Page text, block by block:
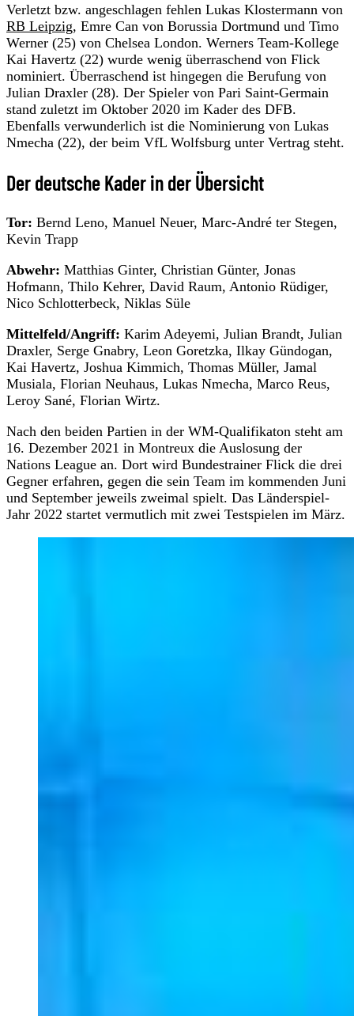
Verletzt bzw. angeschlagen fehlen Lukas Klostermann von
RB Leipzig, Emre Can von Borussia Dortmund und Timo
Werner (25) von Chelsea London. Werners Team-Kollege
Kai Havertz (22) wurde wenig überraschend von Flick
nominiert. Überraschend ist hingegen die Berufung von
Julian Draxler (28). Der Spieler von Pari Saint-Germain
stand zuletzt im Oktober 2020 im Kader des DFB.
Ebenfalls verwunderlich ist die Nominierung von Lukas
Nmecha (22), der beim VfL Wolfsburg unter Vertrag steht.
Der deutsche Kader in der Übersicht
Tor: Bernd Leno, Manuel Neuer, Marc-André ter Stegen,
Kevin Trapp
Abwehr: Matthias Ginter, Christian Günter, Jonas
Hofmann, Thilo Kehrer, David Raum, Antonio Rüdiger,
Nico Schlotterbeck, Niklas Süle
Mittelfeld/Angriff: Karim Adeyemi, Julian Brandt, Julian
Draxler, Serge Gnabry, Leon Goretzka, Ilkay Gündogan,
Kai Havertz, Joshua Kimmich, Thomas Müller, Jamal
Musiala, Florian Neuhaus, Lukas Nmecha, Marco Reus,
Leroy Sané, Florian Wirtz.
Nach den beiden Partien in der WM-Qualifikaton steht am
16. Dezember 2021 in Montreux die Auslosung der
Nations League an. Dort wird Bundestrainer Flick die drei
Gegner erfahren, gegen die sein Team im kommenden Juni
und September jeweils zweimal spielt. Das Länderspiel-
Jahr 2022 startet vermutlich mit zwei Testspielen im März.